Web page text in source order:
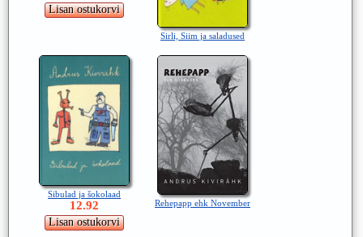
Sirli, Siim ja saladused
Sibulad ja šokolaad
12.92 Rehepapp ehk November